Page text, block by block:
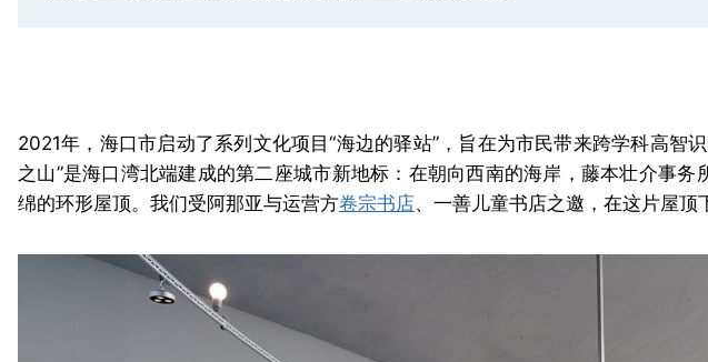
2021年，海口市启动了系列文化项目“海边的驿站”，旨在为市民带来跨学科高智
之山”是海口湾北端建成的第二座城市新地标：在朝向西南的海岸，藤本壮介事
绵的环形屋顶。我们受阿那亚与运营方卷宗书店、一善儿童书店之邀，在这片屋顶